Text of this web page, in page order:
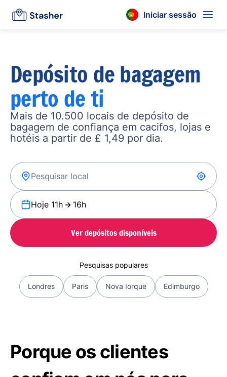
Iniciar sessão
Depósito de bagagem
perto de ti
Mais de 10.500 locais de depósito de
bagagem de confiança em cacifos, lojas e
hotéis a partir de £ 1,49 por dia.
Hoje 11h 16h
Ver depósitos disponíveis
Pesquisas populares
Londres Paris Nova Iorque Edimburgo
Porque os clientes